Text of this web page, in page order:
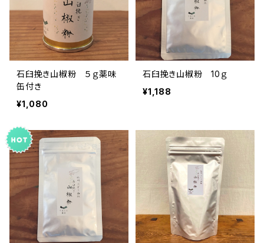
石臼挽き山椒粉 ５ｇ薬味
缶付き
¥1,080
石臼挽き山椒粉 10ｇ
¥1,188